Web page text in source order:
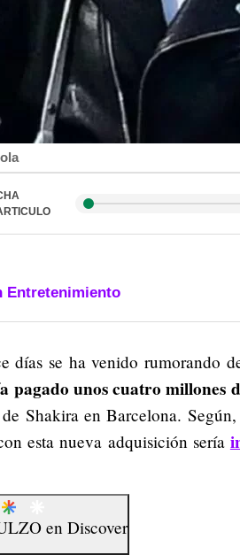
Entretenimiento
días se ha venido rumorando
pagado unos cuatro millones
Shakira en Barcelona.
esta nueva adquisición sería
en Discover